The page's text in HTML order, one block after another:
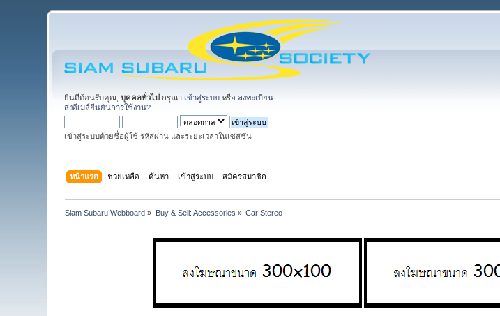
ยินดีต้อนรับคุณ,บุคคลทั่วไป กรุณา เข้าสู่ระบบ หรือ ลงทะเบียน
ส่งอีเมล์ยืนยันการใช้งาน?
เข้าสู่ระบบด้วยชื่อผู้ใช้ รหัสผ่าน และระยะเวลาในเซสชั่น
หน้าแรก ช่วยเหลือ ค้นหา เข้าสู่ระบบ สมัครสมาชิก
Siam Subaru Webboard » Buy & Sell: Accessories » Car Stereo